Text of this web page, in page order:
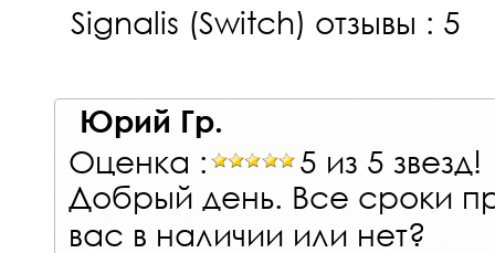
Signalis (Switch) отзывы : 5
Юрий Гр.
Оценка :
5 из 5 звезд!
Добрый день. Все сроки
вас в наличии или нет?